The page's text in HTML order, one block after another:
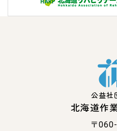
公益社
北海道作
〒